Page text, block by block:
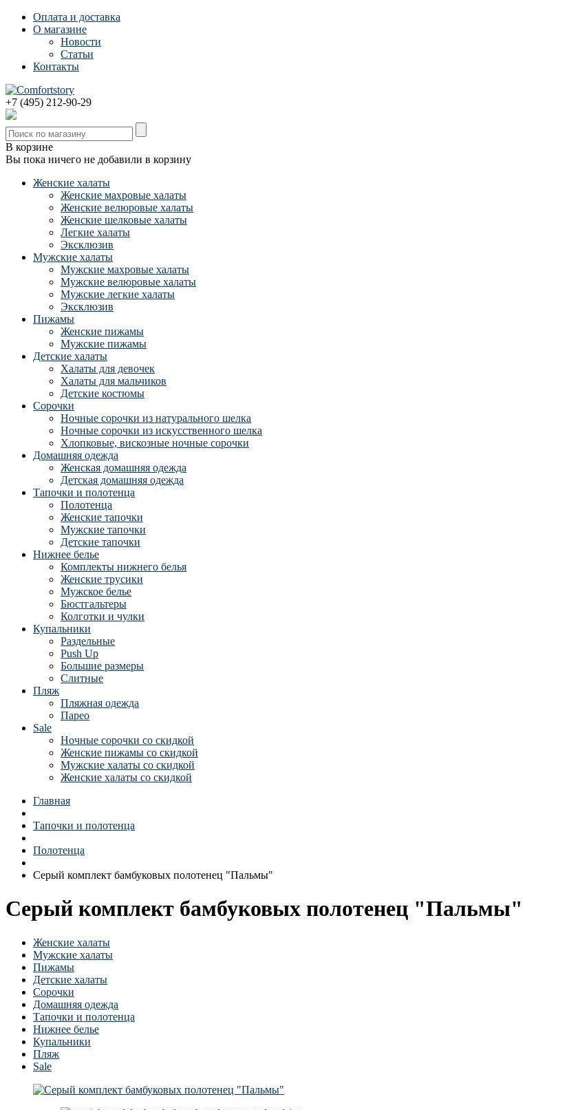
Оплата и доставка
О магазине
Новости
Статьи
Контакты
+7 (495) 212-90-29
В корзине
Вы пока ничего не добавили в корзину
Женские халаты
Женские махровые халаты
Женские велюровые халаты
Женские шелковые халаты
Легкие халаты
Эксклюзив
Мужские халаты
Мужские махровые халаты
Мужские велюровые халаты
Мужские легкие халаты
Эксклюзив
Пижамы
Женские пижамы
Мужские пижамы
Детские халаты
Халаты для девочек
Халаты для мальчиков
Детские костюмы
Сорочки
Ночные сорочки из натурального шелка
Ночные сорочки из искусственного шелка
Хлопковые, вискозные ночные сорочки
Домашняя одежда
Женская домашняя одежда
Детская домашняя одежда
Тапочки и полотенца
Полотенца
Женские тапочки
Мужские тапочки
Детские тапочки
Нижнее белье
Комплекты нижнего белья
Женские трусики
Мужское белье
Бюстгальтеры
Колготки и чулки
Купальники
Раздельные
Push Up
Большие размеры
Слитные
Пляж
Пляжная одежда
Парео
Sale
Ночные сорочки со скидкой
Женские пижамы со скидкой
Мужские халаты со скидкой
Женские халаты со скидкой
Главная
Тапочки и полотенца
Полотенца
Серый комплект бамбуковых полотенец "Пальмы"
Серый комплект бамбуковых полотенец "Пальмы"
Женские халаты
Мужские халаты
Пижамы
Детские халаты
Сорочки
Домашняя одежда
Тапочки и полотенца
Нижнее белье
Купальники
Пляж
Sale